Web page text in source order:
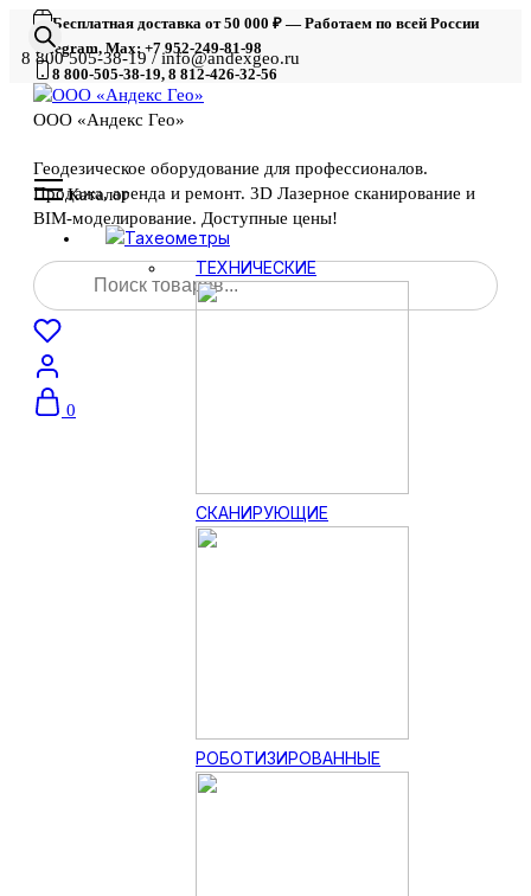
Бесплатная доставка от 50 000 ₽ — Работаем по всей России
Telegram, Max: +7 952-249-81-98
8 800-505-38-19, 8 812-426-32-56
8 800 505-38-19 / info@andexgeo.ru
ООО «Андекс Гео»
Геодезическое оборудование для профессионалов.
Продажа, аренда и ремонт. 3D Лазерное сканирование и
BIM-моделирование. Доступные цены!
Поиск
товаров
0
Каталог
Тахеометры
ТЕХНИЧЕСКИЕ
СКАНИРУЮЩИЕ
РОБОТИЗИРОВАННЫЕ